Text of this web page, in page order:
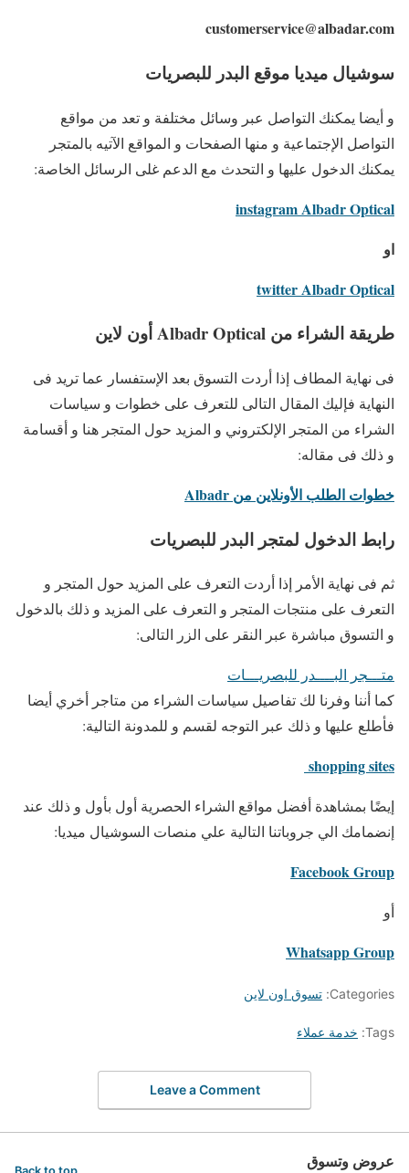
customerservice@albadar.com
سوشيال ميديا موقع البدر للبصريات
و أيضا يمكنك التواصل عبر وسائل مختلفة و تعد من مواقع
التواصل الإجتماعية و منها الصفحات و المواقع الآتيه بالمتجر
يمكنك الدخول عليها و التحدث مع الدعم غلى الرسائل الخاصة:
instagram Albadr Optical
او
twitter Albadr Optical
طريقة الشراء من Albadr Optical أون لاين
فى نهاية المطاف إذا أردت التسوق بعد الإستفسار عما تريد فى
النهاية فإليك المقال التالى للتعرف على خطوات و سياسات
الشراء من المتجر الإلكتروني و المزيد حول المتجر هنا و أقسامة
و ذلك فى مقاله:
خطوات الطلب الأونلاين من Albadr
رابط الدخول لمتجر البدر للبصريات
ثم فى نهاية الأمر إذا أردت التعرف على المزيد حول المتجر و
التعرف على منتجات المتجر و التعرف على المزيد و ذلك بالدخول
و التسوق مباشرة عبر النقر على الزر التالى:
متـــجر البــــدر للبصريـــات
كما أننا وفرنا لك تفاصيل سياسات الشراء من متاجر أخري أيضا
فأطلع عليها و ذلك عبر التوجه لقسم و للمدونة التالية:
shopping sites
إيضًا بمشاهدة أفضل مواقع الشراء الحصرية أول بأول و ذلك عند
إنضمامك الي جروباتنا التالية علي منصات السوشيال ميديا:
Facebook Group
أو
Whatsapp Group
Categories: تسوق اون لاين
Tags: خدمة عملاء
Leave a Comment
عروض وتسوق